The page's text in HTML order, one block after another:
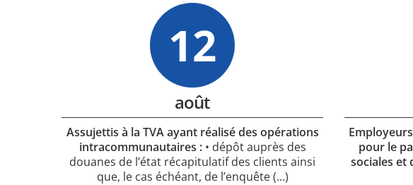
12
août
Assujettis à la TVA ayant réalisé des opérations
intracommunautaires : • dépôt auprès des
douanes de l’état récapitulatif des clients ainsi
que, le cas échéant, de l’enquête(...)
pour le
sociales et